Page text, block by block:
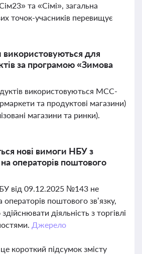
та «Сімі», загальна
точок-учасників перевищує
використовуються для
за програмою «Зимова
використовуються MCC-
та продуктові магазини)
магазини та ринки).
нові вимоги НБУ з
операторів поштового
від 09.12.2025 №143 не
поштового зв’язку,
діяльність з торгівлі
Джерело
короткий підсумок змісту